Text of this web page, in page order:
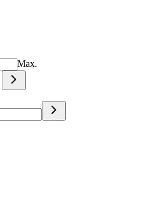
Max.